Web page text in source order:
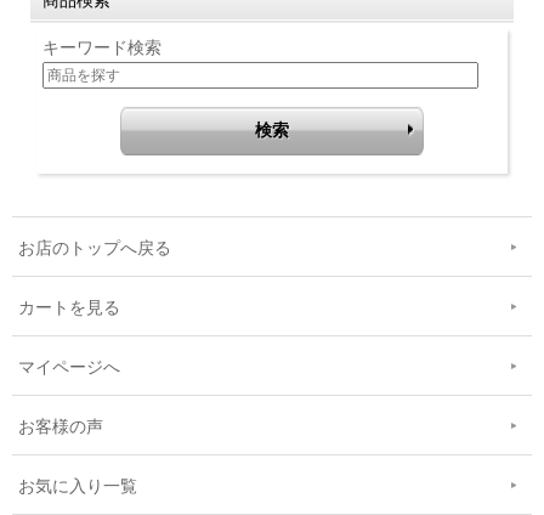
キーワード検索
お店のトップへ戻る
カートを見る
マイページへ
お客様の声
お気に入り一覧